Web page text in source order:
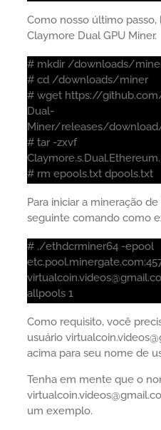
Como nosso último
Claymore Dual GPU Miner.
# mkdir /downloads/
# cd /downloads/miner
# wget https://
Dual-
Miner/releases/download/
# tar -zxvf
# rm epools.txt dpools.txt
Para iniciar a mineração
seguinte comando como
# ./ethdcrminer64 -epool
allpools 1
Como requisito, você
usuário
acima para seu nome de
Tenha em mente que o
um exemplo.